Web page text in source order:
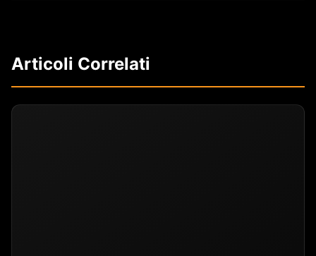
Articoli Correlati